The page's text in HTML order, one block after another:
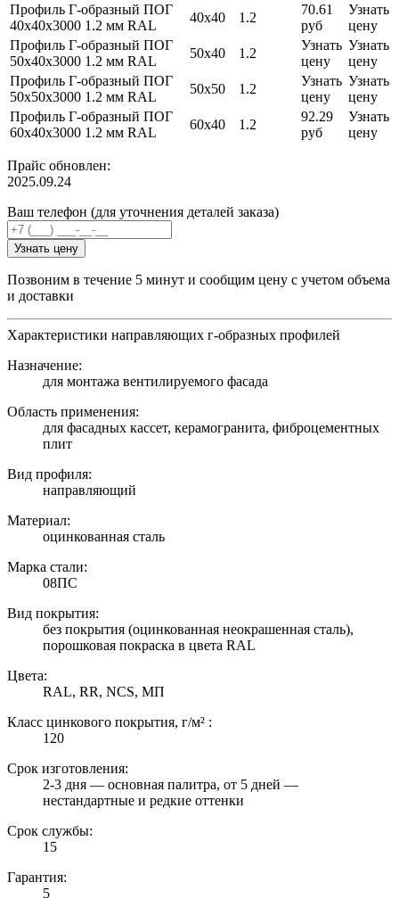
Профиль Г-образный ПОГ
40х40х3000 1.2 мм RAL
40х40 1.2
70.61
руб
Узнать
цену
Профиль Г-образный ПОГ
50х40х3000 1.2 мм RAL
50х40 1.2
Узнать
цену
Узнать
цену
Профиль Г-образный ПОГ
50х50х3000 1.2 мм RAL
50х50 1.2
Узнать
цену
Узнать
цену
Профиль Г-образный ПОГ
60х40х3000 1.2 мм RAL
60х40 1.2
92.29
руб
Узнать
цену
Прайс обновлен:
2025.09.24
Ваш телефон (для уточнения деталей заказа)
Узнать цену
Позвоним в течение 5 минут и сообщим цену с учетом объема
и доставки
Характеристики направляющих г-образных профилей
Назначение:
для монтажа вентилируемого фасада
Область применения:
для фасадных кассет, керамогранита, фиброцементных
плит
Вид профиля:
направляющий
Материал:
оцинкованная сталь
Марка стали:
08ПС
Вид покрытия:
без покрытия (оцинкованная неокрашенная сталь),
порошковая покраска в цвета RAL
Цвета:
RAL, RR, NCS, МП
Класс цинкового покрытия, г/м² :
120
Срок изготовления:
2-3 дня — основная палитра, от 5 дней —
нестандартные и редкие оттенки
Срок службы:
15
Гарантия:
5